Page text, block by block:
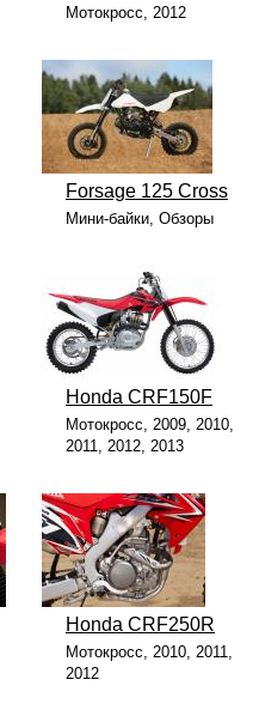
Мотокросс, 2012
Forsage 125 Cross
Мини-байки, Обзоры
Honda CRF150F
Мотокросс, 2009, 2010,
2011, 2012, 2013
Hondа CRF250R
Мотокросс, 2010, 2011,
2012